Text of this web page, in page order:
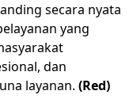
secara nyata
yang
dan
layanan. (Red)